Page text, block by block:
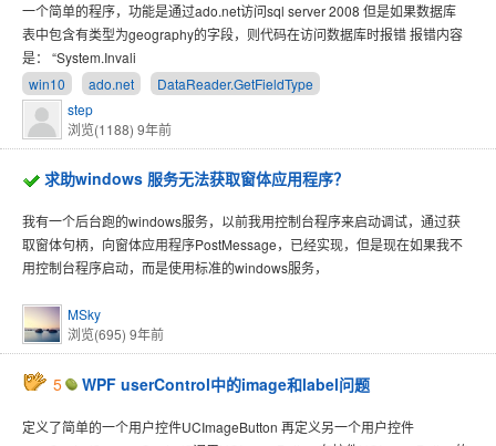
一个简单的程序，功能是通过ado.net访问sql server 2008 但是如果数据库
表中包含有类型为geography的字段，则代码在访问数据库时报错 报错内容
是： “System.Invali
win10
ado.net
DataReader.GetFieldType
step
浏览(1188) 9年前
求助windows 服务无法获取窗体应用程序？
我有一个后台跑的windows服务，以前我用控制台程序来启动调试，通过获
取窗体句柄，向窗体应用程序PostMessage，已经实现，但是现在如果我不
用控制台程序启动，而是使用标准的windows服务，
MSky
浏览(695) 9年前
5 WPF userControl中的image和label问题
定义了简单的一个用户控件UCImageButton 再定义另一个用户控件